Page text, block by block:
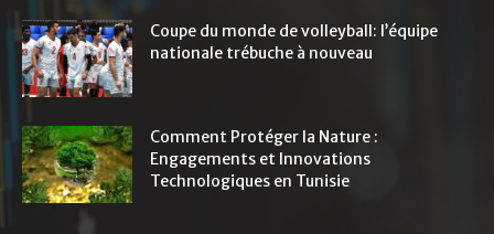
Coupe du monde de volleyball: l’équipe
nationale trébuche à nouveau
Comment Protéger la Nature :
Engagements et Innovations
Technologiques en Tunisie